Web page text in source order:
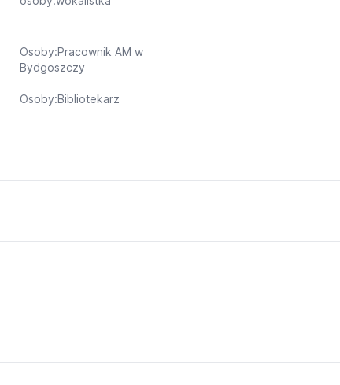
Osoby:Pracownik AM w
Bydgoszczy
Osoby:Bibliotekarz